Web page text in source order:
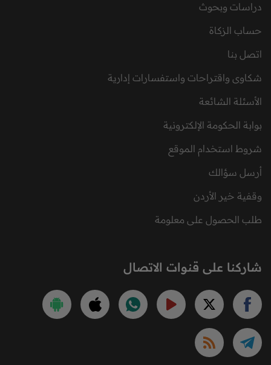
دراسات وبحوث
حساب الزكاة
اتصل بنا
شكاوى واقتراحات واستفسارات إدارية
الأسئلة الشائعة
بوابة الحكومة الإلكترونية
شروط استخدام الموقع
أرسل سؤالك
وقفية خير الأردن
طلب الحصول على معلومة
شاركنا على قنوات الاتصال